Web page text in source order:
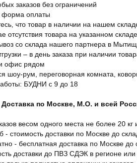
заказов без ограничений
оплаты
что товар в наличии на нашем
отсутствия товара на указанном
со склада нашего партнера в
– в день заказа при наличии
офис рядом
шоу-рум, переговорная комната,
БУДНИ с 9 до 18
по Москве, М.О. и всей
весом одного места не более 20
- стоимость доставки по Москве до
- бесплатная доставка по Москве
доставки до ПВЗ СДЭК в регионе